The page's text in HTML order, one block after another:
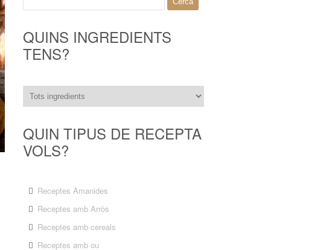
QUINS INGREDIENTS
TENS?
QUIN TIPUS DE RECEPTA
VOLS?
Receptes Amanides
Receptes amb Arròs
Receptes amb cereals
Receptes amb ou